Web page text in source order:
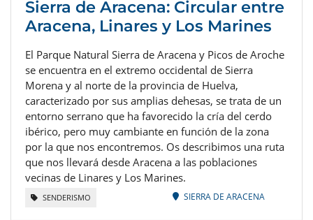
Sierra de Aracena: Circular entre
Aracena, Linares y Los Marines
El Parque Natural Sierra de Aracena y Picos de Aroche
se encuentra en el extremo occidental de Sierra
Morena y al norte de la provincia de Huelva,
caracterizado por sus amplias dehesas, se trata de un
entorno serrano que ha favorecido la cría del cerdo
ibérico, pero muy cambiante en función de la zona
por la que nos encontremos. Os describimos una ruta
que nos llevará desde Aracena a las poblaciones
vecinas de Linares y Los Marines.
SENDERISMO SIERRA DE ARACENA